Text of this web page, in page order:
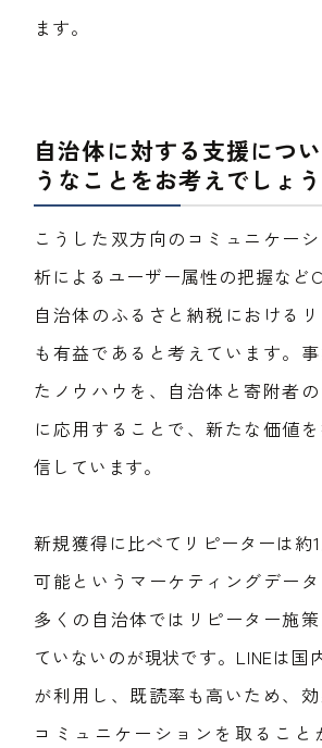
ます。
自治体に対する支援につ
うなことをお考えでしょ
こうした双方向のコミュニケー
析によるユーザー属性の把握など
自治体のふるさと納税における
も有益であると考えています。
たノウハウを、自治体と寄附者
に応用することで、新たな価値
信しています。
新規獲得に比べてリピーターは約
可能というマーケティングデータ
多くの自治体ではリピーター施
ていないのが現状です。LINEは国
が利用し、既読率も高いため、
コミュニケーションを取ること